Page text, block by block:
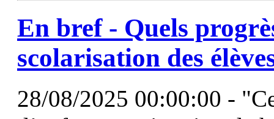
En bref - Quels
scolarisation des
28/08/2025 00:00:00 -